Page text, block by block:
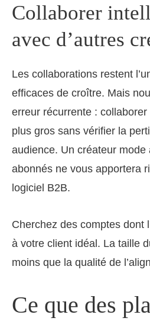
Collaborer
avec d’autres
Les collaborations restent
efficaces de croître. Mais
erreur récurrente :
plus gros sans vérifier la
audience. Un créateur mode
abonnés ne vous apportera
logiciel B2B.
Cherchez des comptes dont
à votre client idéal. La taille
moins que la qualité de
Ce que des